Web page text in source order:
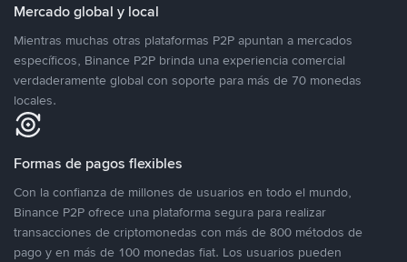
Mercado global y local
Mientras muchas otras plataformas P2P apuntan a mercados
específicos, Binance P2P brinda una experiencia comercial
verdaderamente global con soporte para más de 70 monedas
locales.
Formas de pagos flexibles
Con la confianza de millones de usuarios en todo el mundo,
Binance P2P ofrece una plataforma segura para realizar
transacciones de criptomonedas con más de 800 métodos de
pago y en más de 100 monedas fiat. Los usuarios pueden